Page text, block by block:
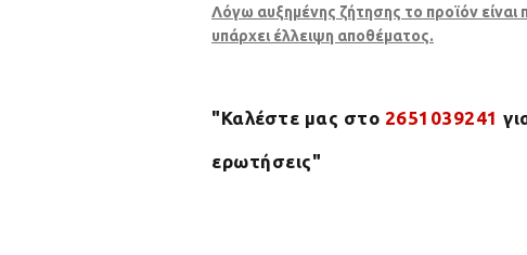
Λόγω αυξημένης ζήτησης το προϊόν
υπάρχει έλλειψη αποθέματος.
"Καλέστε μας στο 2651039241
ερωτήσεις"